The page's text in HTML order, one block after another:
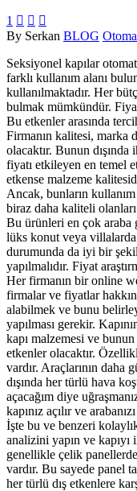
1   
By Serkan BLOG
Seksiyonel kapılar
farklı kullanım alanı
kullanılmaktadır. Her
bulmak mümkündür.
Bu etkenler arasında
Firmanın kalitesi, marka
olacaktır. Bunun
fiyatı etkileyen en temel
etkense malzeme
Ancak, bunların
biraz daha kaliteli
Bu ürünleri en çok araba
lüks konut veya villalarda
durumunda da iyi bir
yapılmalıdır. Fiyat
Her firmanın bir online
firmalar ve fiyatlar
alabilmek ve bunu
yapılması gerekir.
kapı malzemesi ve
etkenler olacaktır.
vardır. Araçlarının daha
dışında her türlü hava
açacağım diye
kapınız açılır ve
İşte bu ve benzeri
analizini yapın ve kapıyı
genellikle çelik
vardır. Bu sayede panel
her türlü dış etkenlere